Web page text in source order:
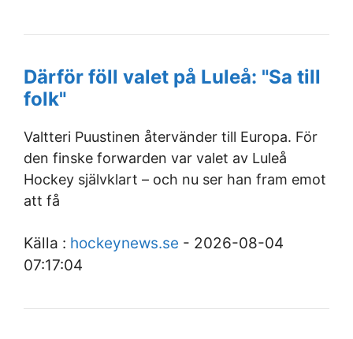
Därför föll valet på Luleå: "Sa till
folk"
Valtteri Puustinen återvänder till Europa. För
den finske forwarden var valet av Luleå
Hockey självklart – och nu ser han fram emot
att få
Källa : hockeynews.se - 2026-08-04
07:17:04